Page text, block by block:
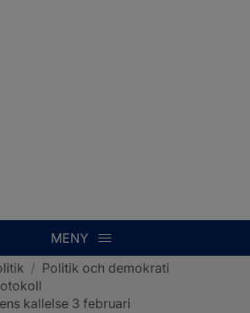
MENY
/ Politik och demokrati
kallelse 3 februari